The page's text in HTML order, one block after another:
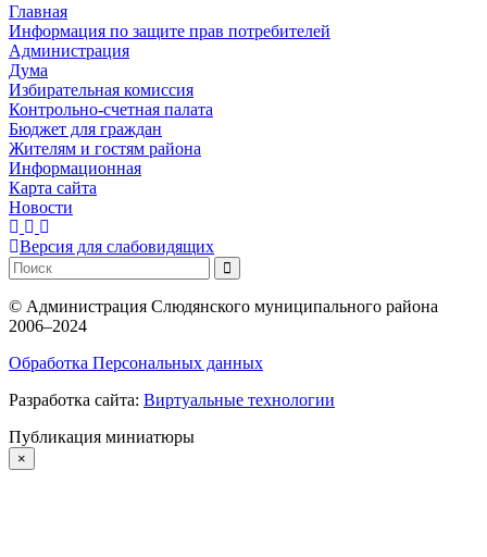
Главная
Информация по защите прав потребителей
Администрация
Дума
Избирательная комиссия
Контрольно-счетная палата
Бюджет для граждан
Жителям и гостям района
Информационная
Карта сайта
Новости
Версия для слабовидящих
© Администрация Слюдянского муниципального района
2006–2024
Обработка Персональных данных
Разработка сайта: Виртуальные технологии
Публикация миниатюры
×